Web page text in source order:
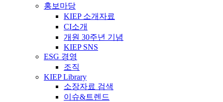
홍보마당
KIEP 소개자료
CI소개
개원 30주년 기념
KIEP SNS
ESG 경영
조직
KIEP Library
소장자료 검색
이슈&트렌드